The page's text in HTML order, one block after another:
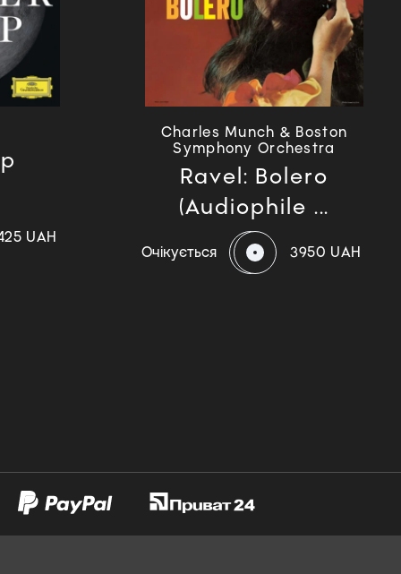
UAH
Charles Munch & Boston
Symphony Orchestra
Ravel: Bolero
(Audiophile ...
Очікується 3950 UAH